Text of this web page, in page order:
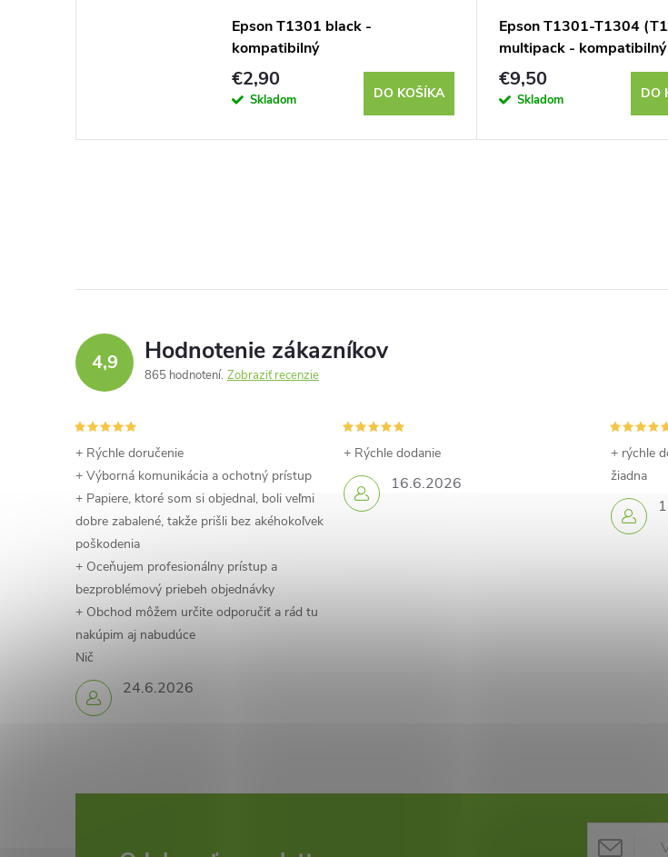
Epson T1301 black -
kompatibilný
€2,90
Skladom DO KOŠÍKA
Epson T1301-T1304
multipack - kompatibilný
€9,50
Skladom DO
4,9 Hodnotenie zákazníkov
865 hodnotení Zobraziť recenzie
24.6.2026
+ Rýchle doručenie
+ Výborná komunikácia a ochotný prístup
+ Papiere, ktoré som si objednal, boli veľmi
dobre zabalené, takže prišli bez akéhokoľvek
poškodenia
+ Oceňujem profesionálny prístup a
bezproblémový priebeh objednávky
+ Obchod môžem určite odporučiť a rád tu
nakúpim aj nabudúce
Nič
16.6.2026
+ Rýchle dodanie
+ rýchle
žiadna